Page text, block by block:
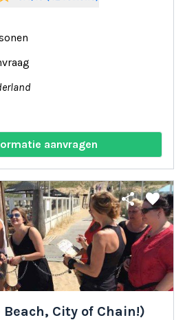
aanvragen
share favorite
Beach, City of Chain!)